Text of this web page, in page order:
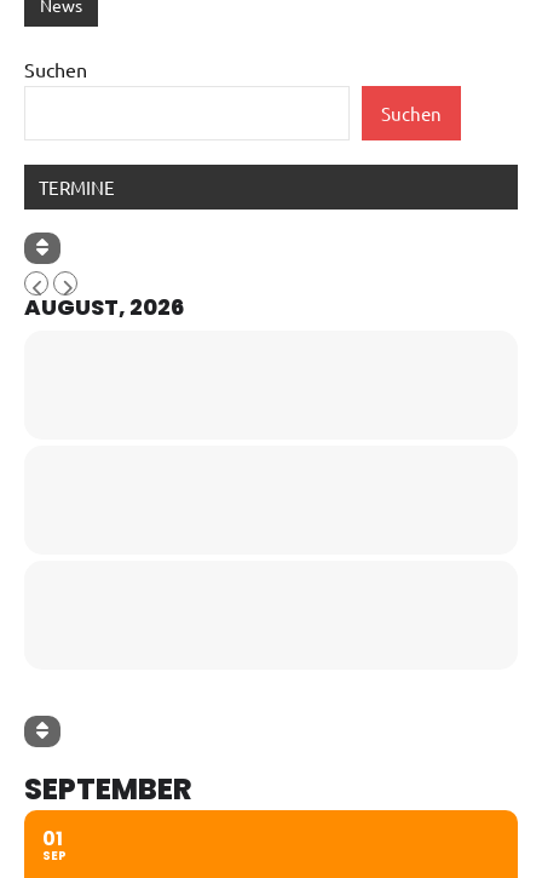
Suchen
Suchen
TERMINE
AUGUST, 2026
SEPTEMBER
01
SEP